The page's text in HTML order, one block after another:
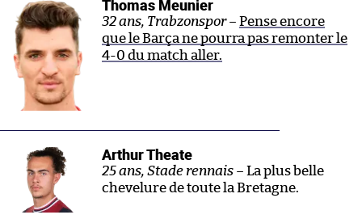
Thomas Meunier
32 ans, Trabzonspor – Pense encore
que le Barça ne pourra pas remonter le
4-0 du match aller.
Arthur Theate
25 ans, Stade rennais – La plus belle
chevelure de toute la Bretagne.